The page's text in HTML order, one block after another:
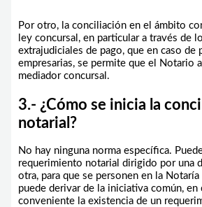
Por otro, la conciliación en el ámbito
ley concursal, en particular a través de
extrajudiciales de pago, que en caso de
empresarias, se permite que el Notario
mediador concursal.
3.- ¿Cómo se inicia la
notarial?
No hay ninguna norma específica.
requerimiento notarial dirigido por una
otra, para que se personen en la
puede derivar de la iniciativa común, en
conveniente la existencia de un